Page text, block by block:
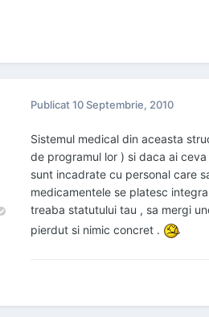
Publicat10 Septembrie, 2010
Sistemul medical din aceasta
de programul lor ) si daca ai
sunt incadrate cu personal care
medicamentele se platesc
treaba statutului tau , sa mergi
pierdut si nimic concret .